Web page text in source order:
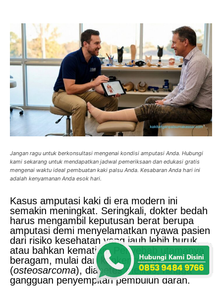
Jangan ragu untuk berkonsultasi mengenai kondisi amputasi Anda. Hubungi
kami sekarang untuk mendapatkan jadwal pemeriksaan dan edukasi gratis
mengenai waktu ideal pembuatan kaki palsu Anda. Kesabaran Anda hari ini
adalah kenyamanan Anda esok hari.
Kasus amputasi kaki di era modern ini
semakin meningkat. Seringkali, dokter bedah
harus mengambil keputusan berat berupa
amputasi demi menyelamatkan nyawa pasien
dari risiko kesehatan yang jauh lebih buruk,
atau bahkan kematian. Penyebab utamanya
beragam, mulai dari kanker tulang
(osteosarcoma), diabetes melitus, hingga
gangguan penyempitan pembuluh darah.